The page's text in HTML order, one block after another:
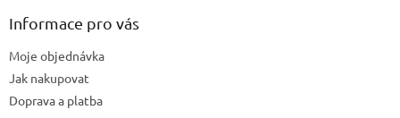
Informace pro vás
Moje objednávka
Jak nakupovat
Doprava a platba